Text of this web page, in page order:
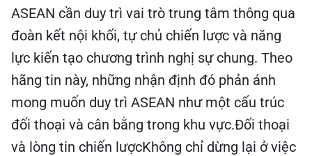
ASEAN cần duy trì vai trò trung tâm thông qua
đoàn kết nội khối, tự chủ chiến lược và năng
lực kiến tạo chương trình nghị sự chung. Theo
hãng tin này, những nhận định đó phản ánh
mong muốn duy trì ASEAN như một cấu trúc
đối thoại và cân bằng trong khu vực.Đối thoại
và lòng tin chiến lượcKhông chỉ dừng lại ở việc